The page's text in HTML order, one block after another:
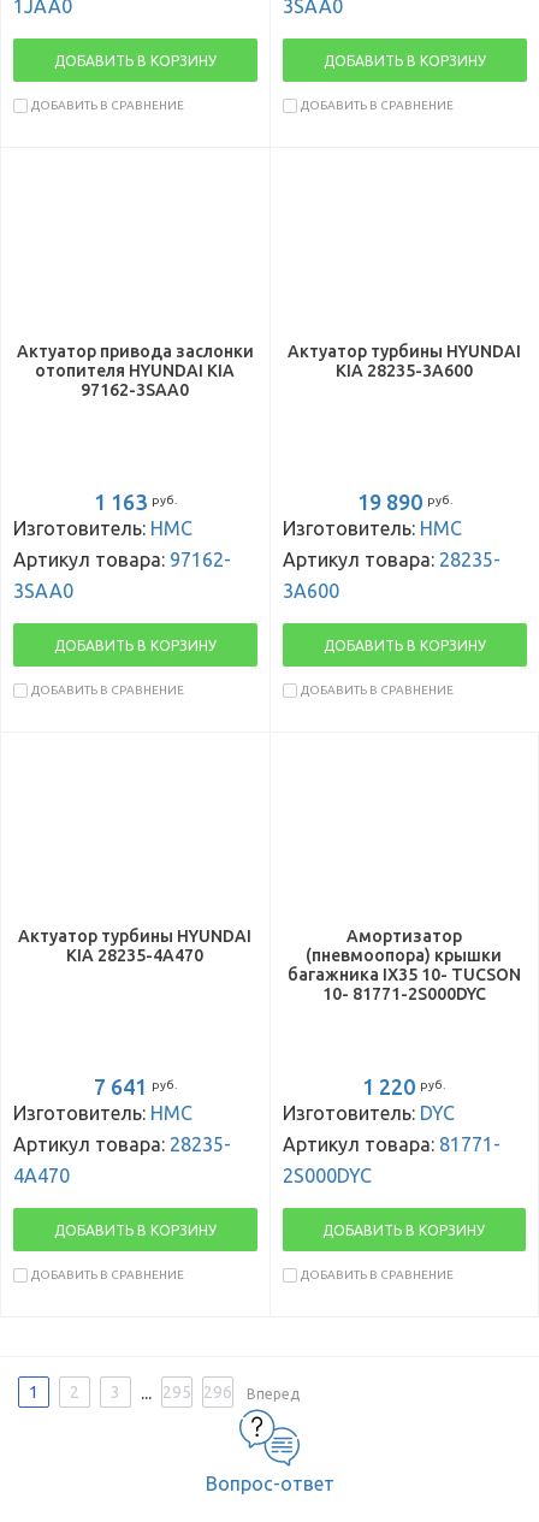
1JAA0
ДОБАВИТЬ В КОРЗИНУ
ДОБАВИТЬ В СРАВНЕНИЕ
3SAA0
ДОБАВИТЬ В КОРЗИНУ
ДОБАВИТЬ В СРАВНЕНИЕ
Актуатор привода заслонки
отопителя HYUNDAI KIA
97162-3SAA0
1 163 руб.
Изготовитель: HMC
Артикул товара: 97162-
3SAA0
ДОБАВИТЬ В КОРЗИНУ
ДОБАВИТЬ В СРАВНЕНИЕ
Актуатор турбины HYUNDAI
KIA 28235-3A600
19 890 руб.
Изготовитель: HMC
Артикул товара: 28235-
3A600
ДОБАВИТЬ В КОРЗИНУ
ДОБАВИТЬ В СРАВНЕНИЕ
Актуатор турбины HYUNDAI
KIA 28235-4A470
7 641 руб.
Изготовитель: HMC
Артикул товара: 28235-
4A470
ДОБАВИТЬ В КОРЗИНУ
ДОБАВИТЬ В СРАВНЕНИЕ
Амортизатор
(пневмоопора) крышки
багажника IX35 10- TUCSON
10- 81771-2S000DYC
1 220 руб.
Изготовитель: DYC
Артикул товара: 81771-
2S000DYC
ДОБАВИТЬ В КОРЗИНУ
ДОБАВИТЬ В СРАВНЕНИЕ
1 2 3 ... 295 296 Вперед
Вопрос-ответ